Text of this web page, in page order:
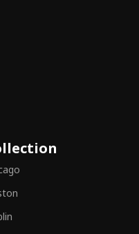
นศิลปะที่สะท้อนถึงรสนิยมและ
การใช้งานที่ตอบโจทย์ทุกความ
ราผลิตจากวัสดุคุณภาพสูง ผ่าน